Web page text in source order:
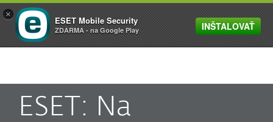
MENU
ESET: Na
×
ESET Mobile Security
ZDARMA - na Google Play INŠTALOVAŤ